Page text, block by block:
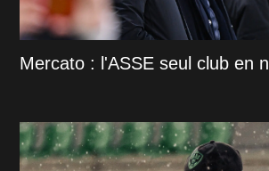
Mercato : l'ASSE seul club en